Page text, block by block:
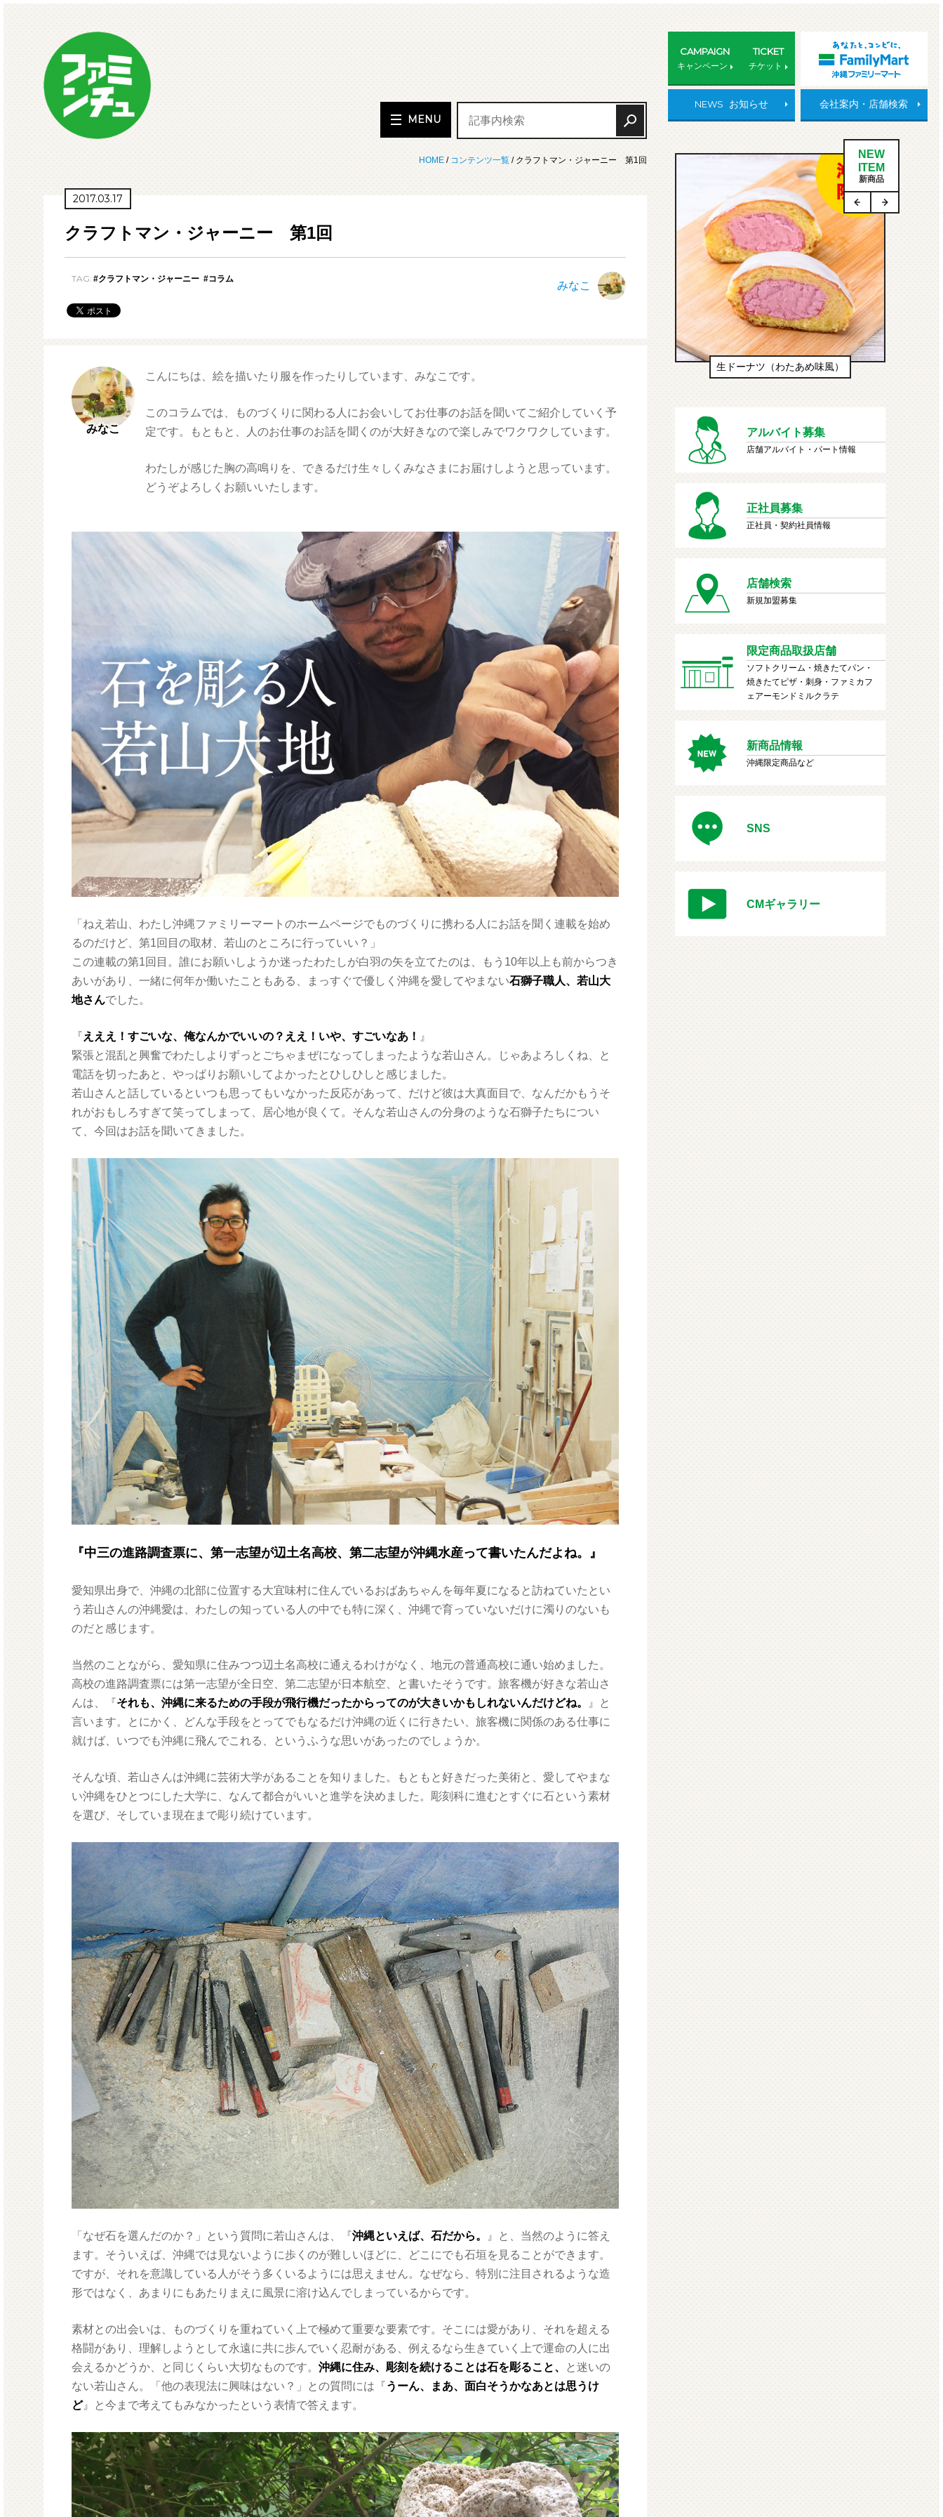
MENU
CAMPAIGN
キャンペーン
TICKET
チケット
NEWS お知らせ 会社案内・店舗検索
HOME / コンテンツ一覧 / クラフトマン・ジャーニー 第1回
2017.03.17
クラフトマン・ジャーニー 第1回
TAG: #クラフトマン・ジャーニー #コラム
みなこ
みなこ
こんにちは、絵を描いたり服を作ったりしています、みなこです。
このコラムでは、ものづくりに関わる人にお会いしてお仕事のお話を聞いてご紹介していく予
定です。もともと、人のお仕事のお話を聞くのが大好きなので楽しみでワクワクしています。
わたしが感じた胸の高鳴りを、できるだけ生々しくみなさまにお届けしようと思っています。
どうぞよろしくお願いいたします。
「ねえ若山、わたし沖縄ファミリーマートのホームページでものづくりに携わる人にお話を聞く連載を始め
るのだけど、第1回目の取材、若山のところに行っていい？」
この連載の第1回目。誰にお願いしようか迷ったわたしが白羽の矢を立てたのは、もう10年以上も前からつき
あいがあり、一緒に何年か働いたこともある、まっすぐで優しく沖縄を愛してやまない石獅子職人、若山大
地さんでした。
『えええ！すごいな、俺なんかでいいの？ええ！いや、すごいなあ！ 』
緊張と混乱と興奮でわたしよりずっとごちゃまぜになってしまったような若山さん。じゃあよろしくね、と
電話を切ったあと、やっぱりお願いしてよかったとひしひしと感じました。
若山さんと話しているといつも思ってもいなかった反応があって、だけど彼は大真面目で、なんだかもうそ
れがおもしろすぎて笑ってしまって、居心地が良くて。そんな若山さんの分身のような石獅子たちについ
て、今回はお話を聞いてきました。
『中三の進路調査票に、第一志望が辺土名高校、第二志望が沖縄水産って書いたんだよね。』
愛知県出身で、沖縄の北部に位置する大宜味村に住んでいるおばあちゃんを毎年夏になると訪ねていたとい
う若山さんの沖縄愛は、わたしの知っている人の中でも特に深く、沖縄で育っていないだけに濁りのないも
のだと感じます。
当然のことながら、愛知県に住みつつ辺土名高校に通えるわけがなく、地元の普通高校に通い始めました。
高校の進路調査票には第一志望が全日空、第二志望が日本航空、と書いたそうです。旅客機が好きな若山さ
んは、『それも、沖縄に来るための手段が飛行機だったからってのが大きいかもしれないんだけどね。
』と
言います。とにかく、どんな手段をとってでもなるだけ沖縄の近くに行きたい、旅客機に関係のある仕事に
就けば、いつでも沖縄に飛んでこれる、というふうな思いがあったのでしょうか。
そんな頃、若山さんは沖縄に芸術大学があることを知りました。もともと好きだった美術と、愛してやまな
い沖縄をひとつにした大学に、なんて都合がいいと進学を決めました。彫刻科に進むとすぐに石という素材
を選び、そしていま現在まで彫り続けています。
「なぜ石を選んだのか？」という質問に若山さんは、『沖縄といえば、石だから。
』と、当然のように答え
ます。そういえば、沖縄では見ないように歩くのが難しいほどに、どこにでも石垣を見ることができます。
ですが、それを意識している人がそう多くいるようには思えません。なぜなら、特別に注目されるような造
形ではなく、あまりにもあたりまえに風景に溶け込んでしまっているからです。
素材との出会いは、ものづくりを重ねていく上で極めて重要な要素です。そこには愛があり、それを超える
格闘があり、理解しようとして永遠に共に歩んでいく忍耐がある、例えるなら生きていく上で運命の人に出
会えるかどうか、と同じくらい大切なものです。 沖縄に住み、彫刻を続けることは石を彫ること、
と迷いの
ない若山さん。「他の表現法に興味はない？」との質問には『うーん、まあ、面白そうかなあとは思うけ
ど』と今まで考えてもみなかったという表情で答えます。
NEW
ITEM
新商品
モルガサンリオ（プクプクシー
ル）
チョコ
生ドーナツ（わたあめ味風）
アルバイト募集
店舗アルバイト・パート情報
正社員募集
正社員・契約社員情報
店舗検索
新規加盟募集
限定商品取扱店舗
ソフトクリーム・焼きたてパン・
焼きたてピザ・刺身・ファミカフ
ェアーモンドミルクラテ
新商品情報
沖縄限定商品など
SNS
CMギャラリー